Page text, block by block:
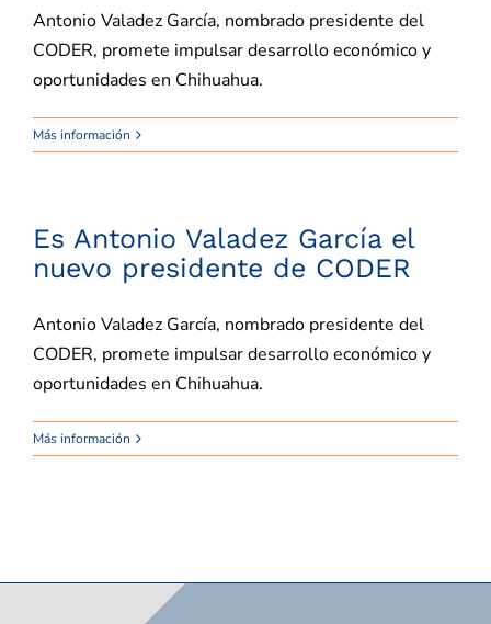
Clústers de Chihuahua
Regiones
Contacto
Antonio Valadez García, nombrado presidente del
CODER, promete impulsar desarrollo económico y
oportunidades en Chihuahua.
Más información
Es Antonio Valadez García el
nuevo presidente de CODER
Antonio Valadez García, nombrado presidente del
CODER, promete impulsar desarrollo económico y
oportunidades en Chihuahua.
Más información